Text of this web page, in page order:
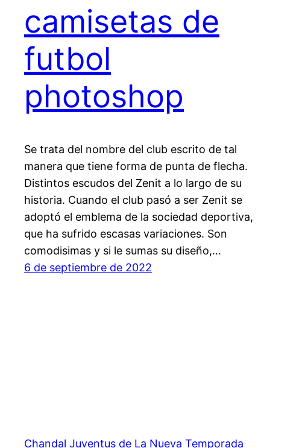
camisetas de
futbol
photoshop
Se trata del nombre del club escrito de tal
manera que tiene forma de punta de flecha.
Distintos escudos del Zenit a lo largo de su
historia. Cuando el club pasó a ser Zenit se
adoptó el emblema de la sociedad deportiva,
que ha sufrido escasas variaciones. Son
comodisimas y si le sumas su diseño,…
6 de septiembre de 2022
Chandal Juventus de La Nueva Temporada